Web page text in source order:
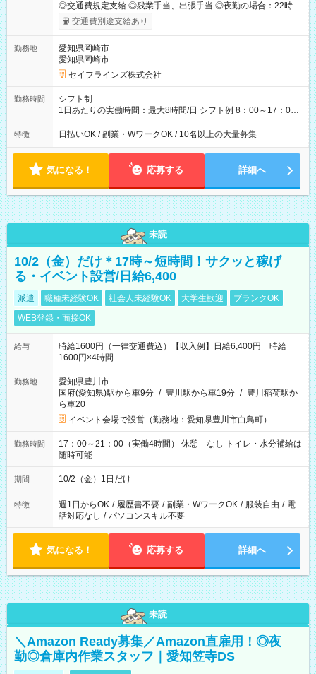
◎交通費規定支給 ◎残業手当、出張手当 ◎夜勤の場合：22時～
翌5時は割増給与 ◎日払い・週払い可(希望者／条件有) ＜月収例
＞ 日給10,600円×22日稼働＝23.5万円/月 ◎自分のぺースで勤務
可能です☺ 【試用期間】試用期間あり 試用期間の長さ：3ヶ月
雇用形態、給与は本採用時と同じです。
交通費別途支給あり
勤務地
愛知県岡崎市
愛知県岡崎市
セイフラインズ株式会社
勤務時間
シフト制
1日あたりの実働時間：最大8時間/日 シフト例 8：00～17：00
21：00～6：00 ※現場によっては多少時間は前後します ▶残業
ほとんどなし！ ▶時間より早く終わることの方が多いと思いま
も日給は同額支給！ ▶ご希望の方は夜勤（21:00～6:00）のお仕
事も可能。
特徴 日払いOK / 副業・WワークOK / 10名以上の大量募集
気になる！ 応募する 詳細へ
未読
10/2（金）だけ＊17時～短時間！サクッと稼げ
る・イベント設営/日給6,400
派遣 職種未経験OK 社会人未経験OK 大学生歓迎
ブランクOK
WEB登録・面接OK
給与
時給1600円（一律交通費込）【収入例】日給6,400円 時給
1600円×4時間
勤務地
愛知県豊川市
国府(愛知県)駅から車9分 / 豊川駅から車19分 / 豊川稲荷駅か
ら車20
イベント会場で設営（勤務地：愛知県豊川市白鳥町）
勤務時間
17：00～21：00（実働4時間） 休憩 なし トイレ・水分補給は
随時可能
期間 10/2（金）1日だけ
特徴 週1日からOK / 履歴書不要 / 副業・WワークOK / 服装自由 / 電
話対応なし / パソコンスキル不要
気になる！ 応募する 詳細へ
未読
＼Amazon Ready募集／Amazon直雇用！◎夜
勤◎倉庫内作業スタッフ｜愛知笠寺DS